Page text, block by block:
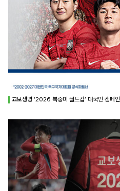
교보생명 ‘2026 북중미 월드컵’ 대국민 캠페인